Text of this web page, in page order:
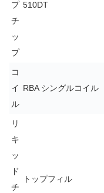
プ
チ
ッ
プ
510DT
コ
イ
ル
RBA シングルコイル
リ
キ
ッ
ド
チ
トップフィル